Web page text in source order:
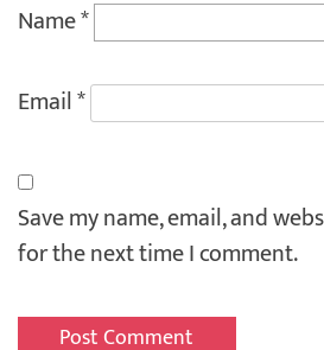
Name*
Email*
Save my name, email, and
for the next time I comment.